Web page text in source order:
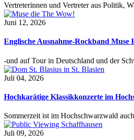
Vertreterinnen und Vertreter aus Politik,
Juni 12, 2026
Englische Ausnahme-Rockband Muse
-und auf Tour in Deutschland und der
Juli 04, 2026
Hochkarätige Klassikkonzerte im
Sommerzeit ist im Hochschwarzwald
Juli 09, 2026